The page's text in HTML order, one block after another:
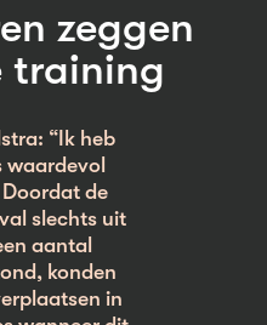
zeggen
training
“Ik heb
waardevol
de
slechts uit
aantal
konden
in